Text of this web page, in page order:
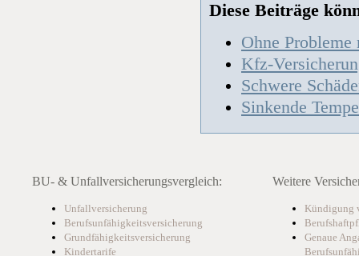
Diese Beiträge
Ohne
Kfz-
Schwere
Sinkende
BU- & Unfallversicherungsvergleich:
Unfallversicherung
Berufsunfähigkeitsversicherung
Grundfähigkeitsversicherung
Kindertarife
Weitere
Kündigung
Genaue